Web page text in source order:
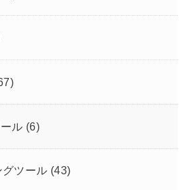
ル (6)
ツール (43)